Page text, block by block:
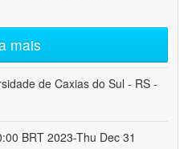
mais
de Caxias do Sul - RS -
BRT 2023-Thu Dec 31